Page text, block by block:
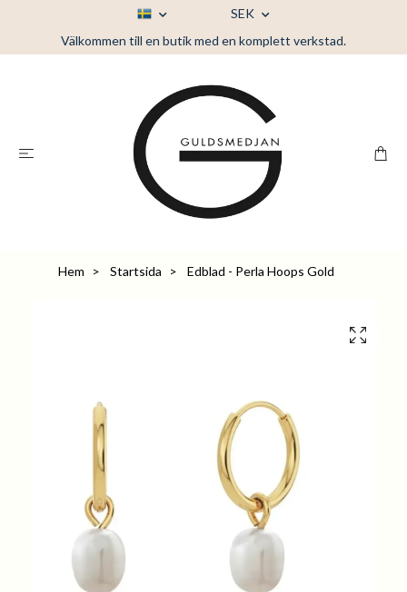
SEK
Välkommen till en butik med en komplett verkstad.
Hem Startsida Edblad - Perla Hoops Gold